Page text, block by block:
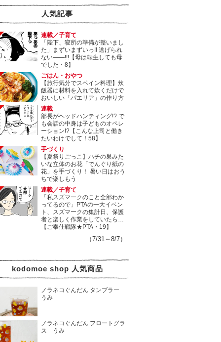
人気記事
連載／子育て
「陛下、寝所の準備が整いまし
た」まずいまずいっ!! 逃げられ
ない――!!!【母は転生しても母
でした・8】
ごはん・おやつ
【旅行気分でスペイン料理】炊
飯器に材料を入れて炊くだけで
おいしい「パエリア」の作り方
連載
部長がヘッドハンティング!? で
も会話の中身は子どものオペレ
ーション!?【こんな上司と働き
たいわけでして！58】
手づくり
【夏祭りごっこ】ハチの巣みた
いな立体のお花「でんぐり紙の
花」を手づくり！ 暑い日はおう
ちで楽しもう
連載／子育て
「私スズマークのこと全部わか
ってるので」PTAの一大イベン
ト、スズマークの集計日、保護
者と楽しく作業をしていたら…
【ご奉仕戦隊★PTA・19】
（7/31～8/7）
kodomoe shop 人気商品
ノラネコぐんだん タンブラー
うみ
ノラネコぐんだん フロートグラ
ス うみ